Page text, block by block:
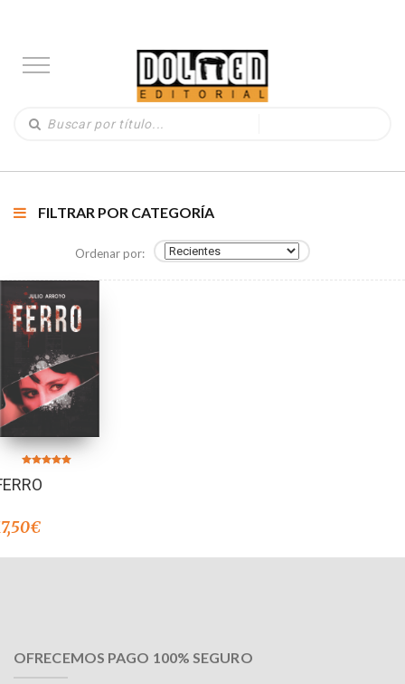
FILTRAR POR CATEGORÍA
Ordenar por:
5.00
de 5
€
OFRECEMOS PAGO 100% SEGURO